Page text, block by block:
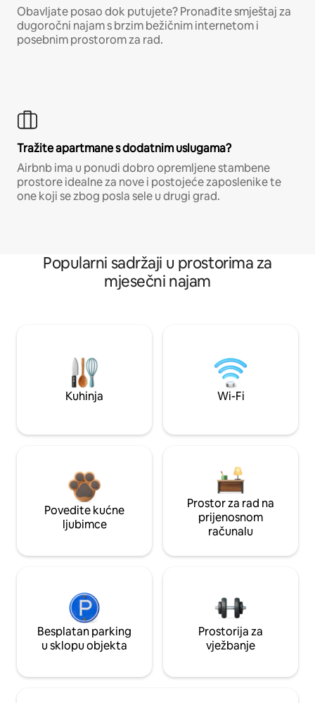
Obavljate posao dok putujete? Pronađite smještaj za
dugoročni najam s brzim bežičnim internetom i
posebnim prostorom za rad.
Tražite apartmane s dodatnim uslugama?
Airbnb ima u ponudi dobro opremljene stambene
prostore idealne za nove i postojeće zaposlenike te
one koji se zbog posla sele u drugi grad.
Popularni sadržaji u prostorima za
mjesečni najam
Kuhinja Wi-Fi
Povedite kućne
ljubimce
Prostor za rad na
prijenosnom
računalu
Besplatan parking
u sklopu objekta
Prostorija za
vježbanje